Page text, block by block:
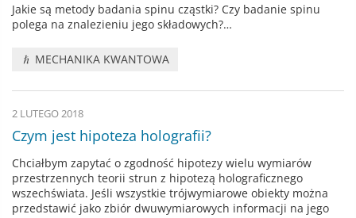
Jakie są metody badania spinu cząstki? Czy badanie spinu
polega na znalezieniu jego składowych?…
MECHANIKA KWANTOWA
2 LUTEGO 2018
Czym jest hipoteza holografii?
Chciałbym zapytać o zgodność hipotezy wielu wymiarów
przestrzennych teorii strun z hipotezą holograficznego
wszechświata. Jeśli wszystkie trójwymiarowe obiekty można
przedstawić jako zbiór dwuwymiarowych informacji na jego